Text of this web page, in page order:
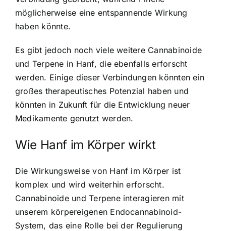
möglicherweise eine entspannende Wirkung
haben könnte.
Es gibt jedoch noch viele weitere Cannabinoide
und Terpene in Hanf, die ebenfalls erforscht
werden. Einige dieser Verbindungen könnten ein
großes therapeutisches Potenzial haben und
könnten in Zukunft für die Entwicklung neuer
Medikamente genutzt werden.
Wie Hanf im Körper wirkt
Die Wirkungsweise von Hanf im Körper ist
komplex und wird weiterhin erforscht.
Cannabinoide und Terpene interagieren mit
unserem körpereigenen Endocannabinoid-
System, das eine Rolle bei der Regulierung